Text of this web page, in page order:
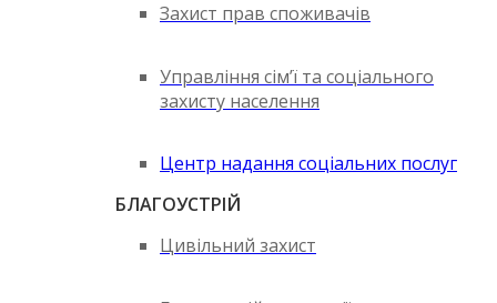
Захист прав споживачів
Управління сім’ї та соціального
захисту населення
Центр надання соціальних послуг
БЛАГОУСТРІЙ
Цивільний захист